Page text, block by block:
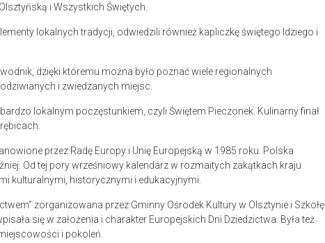
i Wszystkich Świętych.
lokalnych tradycji, odwiedzili również kapliczkę świętego Idziego i
dzięki któremu można było poznać wiele regionalnych
i zwiedzanych miejsc.
lokalnym poczęstunkiem, czyli Świętem Pieczonek. Kulinarny finał
przez Radę Europy i Unię Europejską w 1985 roku. Polska
Od tej pory wrześniowy kalendarz w rozmaitych zakątkach kraju
kulturalnymi, historycznymi i edukacyjnymi.
zorganizowana przez Gminny Ośrodek Kultury w Olsztynie i Szkołę
się w założenia i charakter Europejskich Dni Dziedzictwa. Była też
i pokoleń.